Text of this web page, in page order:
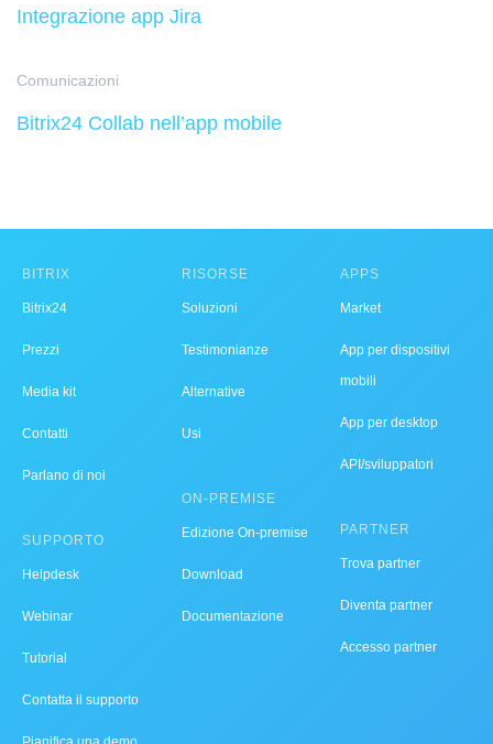
Integrazione app Jira
Comunicazioni
Bitrix24 Collab nell’app mobile
BITRIX
Bitrix24
Prezzi
Media kit
Contatti
Parlano di noi
SUPPORTO
Helpdesk
Webinar
Tutorial
Contatta il supporto
RISORSE
Soluzioni
Testimonianze
Alternative
Usi
ON-PREMISE
Edizione On-premise
Download
Documentazione
APPS
Market
App per dispositivi
mobili
App per desktop
API/sviluppatori
PARTNER
Trova partner
Diventa partner
Accesso partner